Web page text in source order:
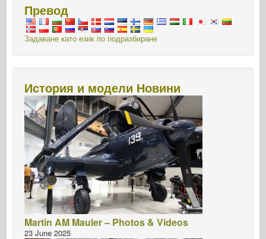
Превод
Задаване като език по подразбиране
История и модели Новини
Martin AM Mauler – Photos & Videos
23 June 2025